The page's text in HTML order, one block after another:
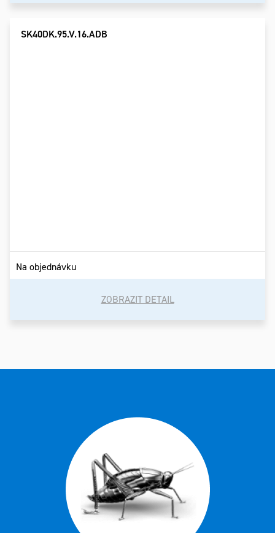
SK40DK.95.V.16.ADB
Na objednávku
ZOBRAZIT DETAIL
prvky